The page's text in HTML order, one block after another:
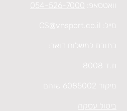
וואטסאפ: 054-526-7000
מייל: CS@vnsport.co.il
כתובת למשלוח דואר:
ת.ד 8008
מיקוד 6085002 שוהם
ביטול עסקה